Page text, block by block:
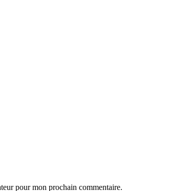
pour mon prochain commentaire.